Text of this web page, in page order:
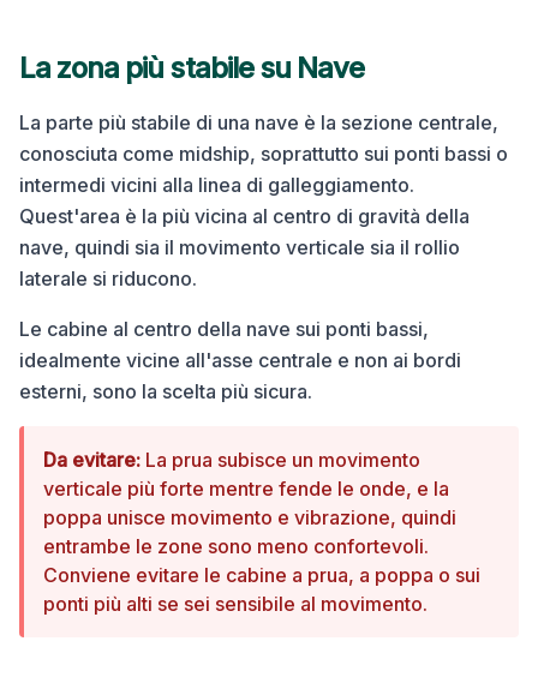
La zona più stabile su Nave
La parte più stabile di una nave è la sezione centrale,
conosciuta come midship, soprattutto sui ponti bassi o
intermedi vicini alla linea di galleggiamento.
Quest'area è la più vicina al centro di gravità della
nave, quindi sia il movimento verticale sia il rollio
laterale si riducono.
Le cabine al centro della nave sui ponti bassi,
idealmente vicine all'asse centrale e non ai bordi
esterni, sono la scelta più sicura.
Da evitare: La prua subisce un movimento
verticale più forte mentre fende le onde, e la
poppa unisce movimento e vibrazione, quindi
entrambe le zone sono meno confortevoli.
Conviene evitare le cabine a prua, a poppa o sui
ponti più alti se sei sensibile al movimento.